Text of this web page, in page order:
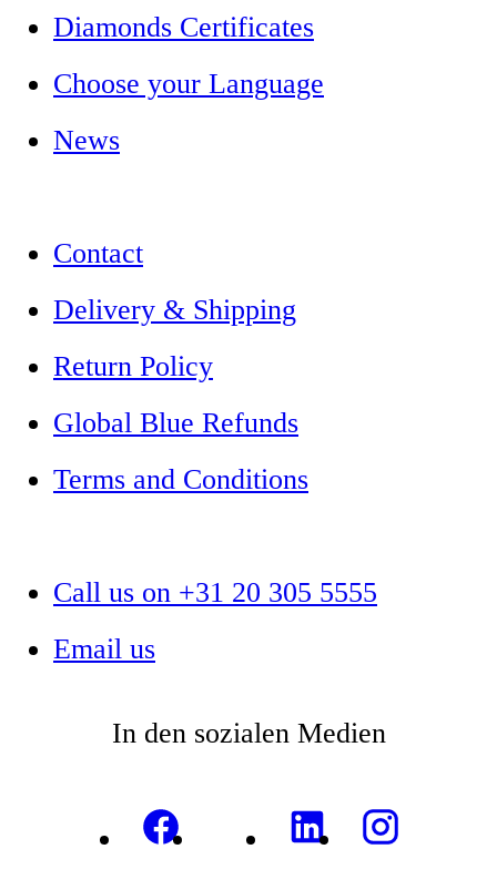
Diamonds Certificates
Choose your Language
News
Contact
Delivery & Shipping
Return Policy
Global Blue Refunds
Terms and Conditions
Call us on +31 20 305 5555
Email us
In den sozialen Medien